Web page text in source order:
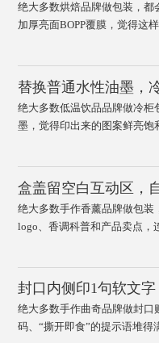
绝大多数烘焙品牌做包装，都
加厚亮面BOPP覆膜，觉得这
替换普通水性油墨，
绝大多数低温饮品品牌做冷
墨，觉得印出来的图案鲜亮饱
盒盖留空白互动区，
绝大多数手作香薰品牌做包
logo、香调科普和产品卖点，
封口内侧印1句软文
绝大多数手作曲奇品牌做封
码、“撕开即食”的提示语堆得